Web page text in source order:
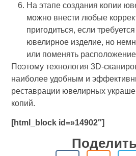
На этапе создания копии
можно внести любые
пригодиться, если
ювелирное изделие, но
или поменять
Поэтому технология 3D-
наиболее удобным и
реставрации ювелирных
копий.
[html_block id=»14902″]